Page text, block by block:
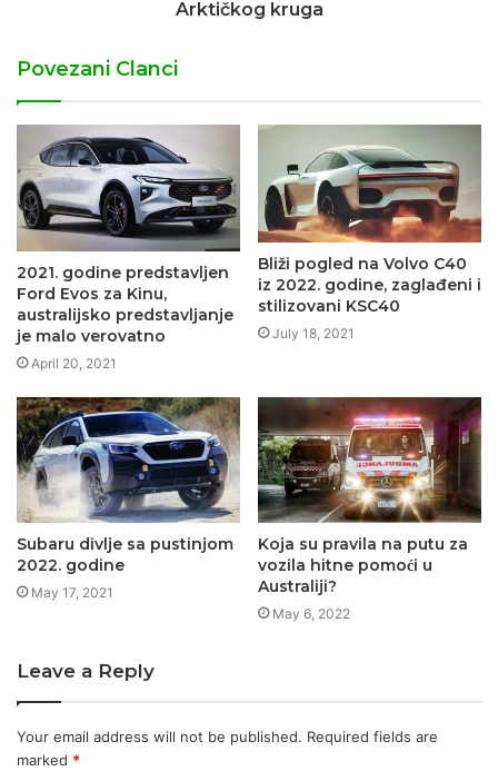
Arktičkog kruga
Povezani Clanci
2021. godine predstavljen
Ford Evos za Kinu,
australijsko predstavljanje
je malo verovatno
April 20, 2021
Bliži pogled na Volvo C40
iz 2022. godine, zaglađeni i
stilizovani KSC40
July 18, 2021
Subaru divlje sa pustinjom
2022. godine
May 17, 2021
Koja su pravila na putu za
vozila hitne pomoći u
Australiji?
May 6, 2022
Leave a Reply
Your email address will not be published. Required fields are
marked *